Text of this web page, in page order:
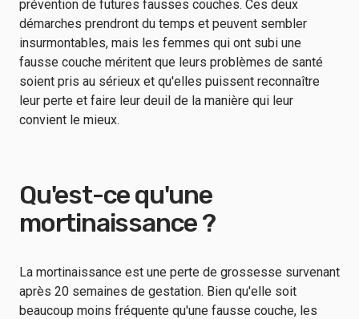
prévention de futures fausses couches. Ces deux
démarches prendront du temps et peuvent sembler
insurmontables, mais les femmes qui ont subi une
fausse couche méritent que leurs problèmes de santé
soient pris au sérieux et qu'elles puissent reconnaître
leur perte et faire leur deuil de la manière qui leur
convient le mieux.
Qu'est-ce qu'une
mortinaissance ?
La mortinaissance est une perte de grossesse survenant
après 20 semaines de gestation. Bien qu'elle soit
beaucoup moins fréquente qu'une fausse couche, les